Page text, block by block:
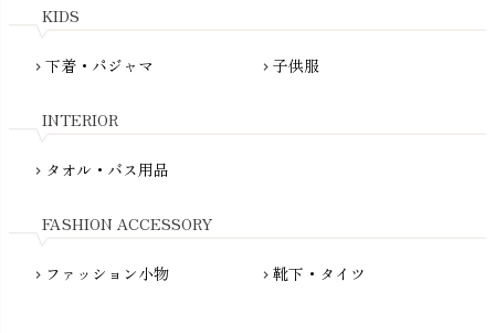
PRISTINE（プリスティン）
fromF（フロムエフ）
mini rodini（ミニロディーニ）
My Little Cozmo（マイリトルコズモ）
NATURAPURA（ナチュラプラ）
NewNative（ニューネイティブ）
KIDS
chevron_right 下着・パジャマ chevron_right 子供服
INTERIOR
chevron_right タオル・バス用品
FASHION ACCESSORY
chevron_right ファッション小物 chevron_right 靴下・タイツ